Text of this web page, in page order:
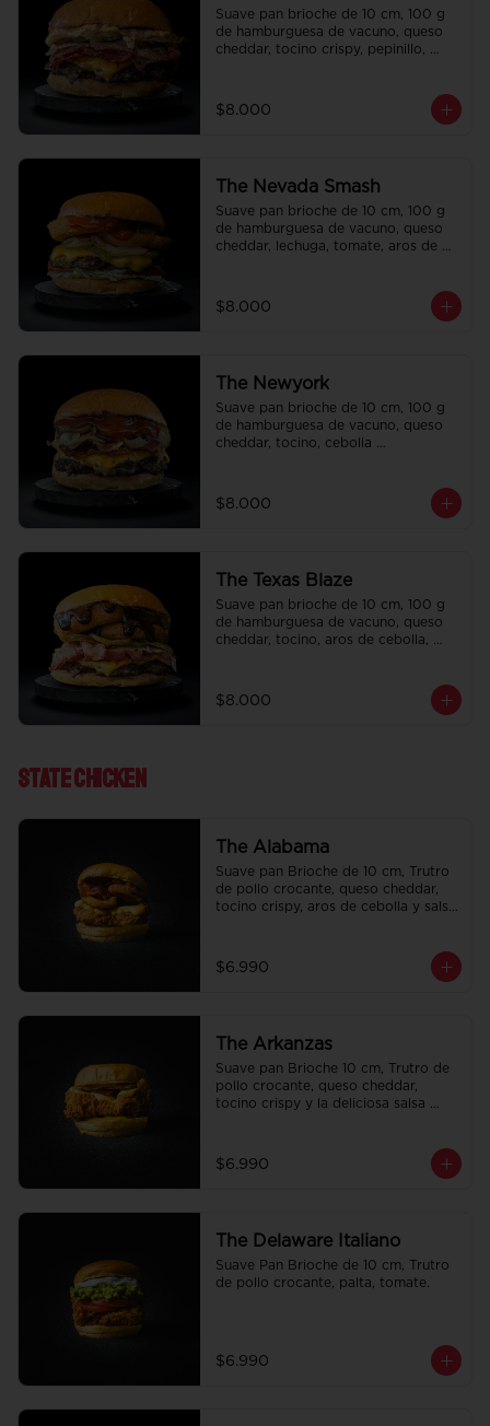
Suave pan brioche de 10 cm, 100 g
de hamburguesa de vacuno, queso
cheddar, tocino crispy, pepinillo,
$8.000
The Nevada Smash
Suave pan brioche de 10 cm, 100 g
de hamburguesa de vacuno, queso
cheddar, lechuga, tomate, aros de
$8.000
The Newyork
Suave pan brioche de 10 cm, 100 g
de hamburguesa de vacuno, queso
cheddar, tocino, cebolla
$8.000
The Texas Blaze
Suave pan brioche de 10 cm, 100 g
de hamburguesa de vacuno, queso
cheddar, tocino, aros de cebolla,
$8.000
State ChIcken
The Alabama
Suave pan Brioche de 10 cm, Trutro
de pollo crocante, queso cheddar,
tocino crispy, aros de cebolla y salsa
$6.990
The Arkanzas
Suave pan Brioche 10 cm, Trutro de
pollo crocante, queso cheddar,
tocino crispy y la deliciosa salsa
$6.990
The Delaware Italiano
Suave Pan Brioche de 10 cm, Trutro
de pollo crocante, palta, tomate.
$6.990